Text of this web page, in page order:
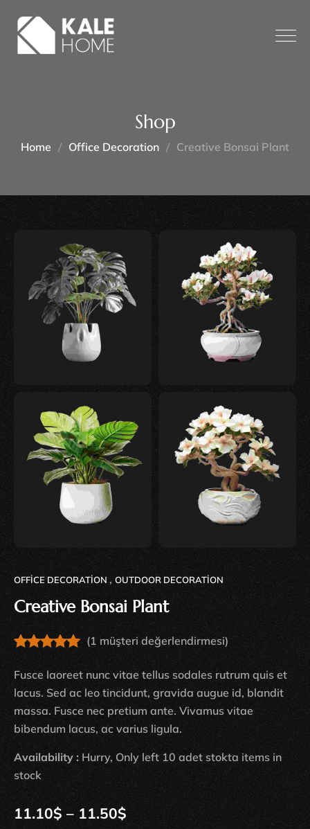
Shop
Home Office Decoration Creative Bonsai Plant
OFFICE DECORATION , OUTDOOR DECORATION
Creative Bonsai Plant
(1 müşteri değerlendirmesi)
Fusce laoreet nunc vitae tellus sodales rutrum quis et
lacus. Sed ac leo tincidunt, gravida augue id, blandit
massa. Fusce nec pretium ante. Vivamus vitae
bibendum lacus, ac varius ligula.
Availability : Hurry, Only left 10 adet stokta items in
stock
11.10$ – 11.50$